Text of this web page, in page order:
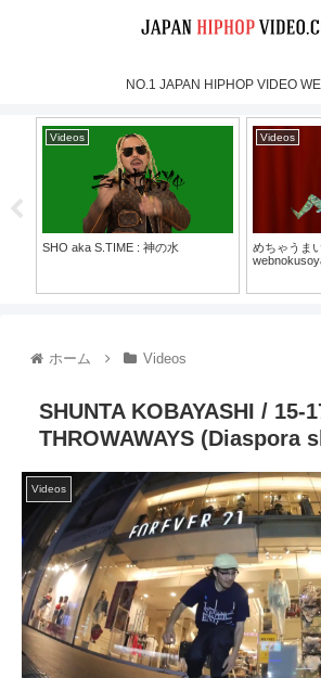
NO.1 JAPAN HIPHOP VIDEO
Videos
SHO aka S.TIME : 神の水
Videos
めちゃうま
ホーム Videos
SHUNTA KOBAYASHI / 15-
THROWAWAYS (Diaspora
Videos